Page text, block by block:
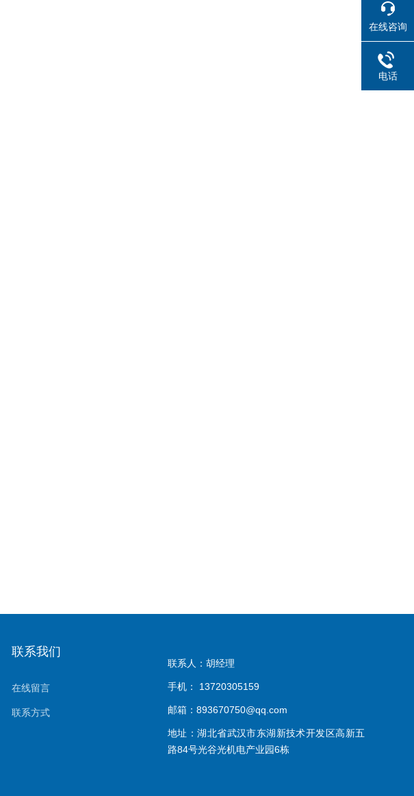
联系我们
在线留言
联系方式
联系人：胡经理
手机： 13720305159
邮箱：893670750@qq.com
地址：湖北省武汉市东湖新技术开发区高新五
路84号光谷光机电产业园6栋
在线咨询
电话